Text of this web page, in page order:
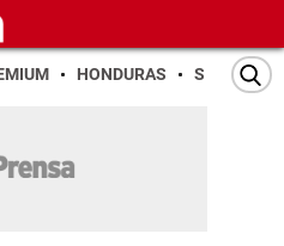
HONDURAS SAN PEDRO